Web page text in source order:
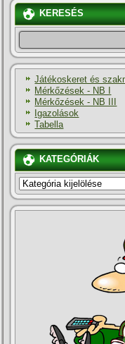
KERESÉS
Játékoskeret és
Mérkőzések - NB I
Mérkőzések - NB III
Igazolások
Tabella
KATEGÓRIÁK
KATEGÓRIÁK